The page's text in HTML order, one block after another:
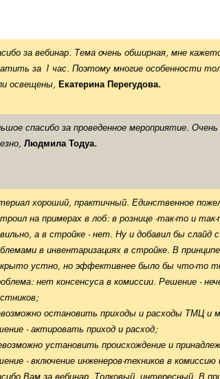
за вебинар. Тема очень обширная, мне
за 1 час. Поэтому многие особенности
освещены, Екатерина Перегудова.
спасибо за проведенное мероприятие.
Людмила Тодуа.
хороший, практичный. Единственное
на примерах в лоб: в рознице -так-то и
а в стройке - нет. Ну и добавил бы слайд
в инвентаризациях в стройке. В
устно, но эффективнее было бы что-то
нет консенсуса в комиссии. Решение -
остановить приходы и расходы ТМЦ и
- актировать приход и расход;
установить происхождение и
- включение инженеров-техников в
Вам за вебинар. Толковый, интересный. В